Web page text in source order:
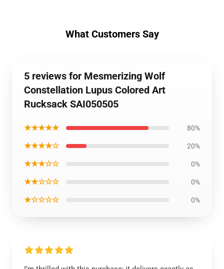
What Customers Say
5 reviews for Mesmerizing Wolf
Constellation Lupus Colored Art
Rucksack SAI050505
★★★★★ 80%
★★★★☆ 20%
★★★☆☆ 0%
★★☆☆☆ 0%
★☆☆☆☆ 0%